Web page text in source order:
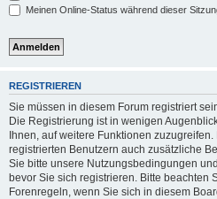
Meinen Online-Status während dieser
REGISTRIEREN
Sie müssen in diesem Forum registriert
Die Registrierung ist in wenigen
Ihnen, auf weitere Funktionen
registrierten Benutzern auch zusätzliche
Sie bitte unsere Nutzungsbedingungen
bevor Sie sich registrieren. Bitte beachten
Forenregeln, wenn Sie sich in diesem